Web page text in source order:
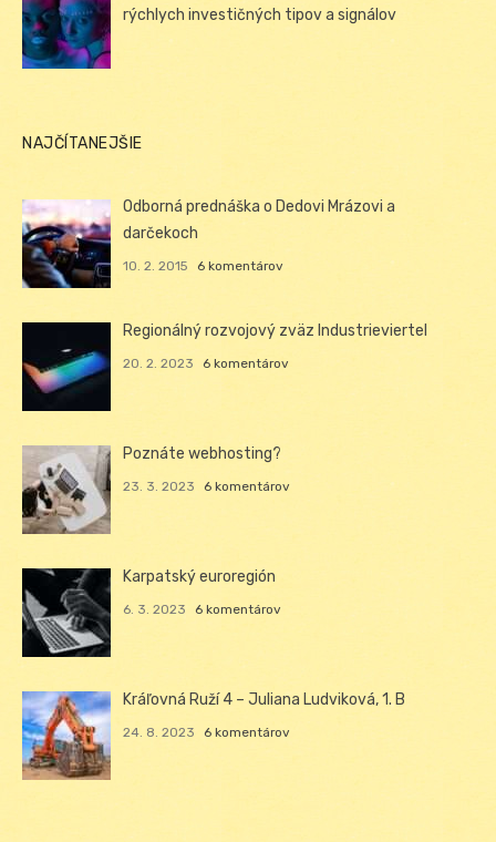
rýchlych investičných tipov a signálov
NAJČÍTANEJŠIE
Odborná prednáška o Dedovi Mrázovi a
darčekoch
10. 2. 2015 6 komentárov
Regionálný rozvojový zväz Industrieviertel
20. 2. 2023 6 komentárov
Poznáte webhosting?
23. 3. 2023 6 komentárov
Karpatský euroregión
6. 3. 2023 6 komentárov
Kráľovná Ruží 4 – Juliana Ludviková, 1. B
24. 8. 2023 6 komentárov